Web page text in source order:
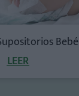
Bebé
LEER